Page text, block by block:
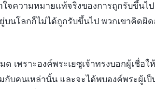
จความหมายแท้จริงของการถูกรับขึ้นไ
นโลกก็ไม่ได้ถูกรับขึ้นไป พวกเขาคิดผิด
เพราะองค์พระเยซูเจ้าทรงบอกผู้เชื่อใ
กับคนเหล่านั้น และจะได้พบองค์พระผู้เป็